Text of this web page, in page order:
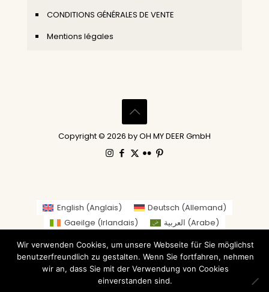
CONDITIONS GÉNÉRALES DE VENTE
Mentions légales
Copyright © 2026 by OH MY DEER GmbH
English (Anglais) Deutsch (Allemand)
Gaeilge (Irlandais) العربية (Arabe)
Nederlands(Néerlandais) Suomi(Finnois)
Français
Italiano(Italien) 日本語(Japonais
Norvégien Bokmål) )
Wir verwenden Cookies, um unsere Webseite für Sie möglichst
benutzerfreundlich zu gestalten. Wenn Sie fortfahren, nehmen
wir an, dass Sie mit der Verwendung von Cookies
einverstanden sind.